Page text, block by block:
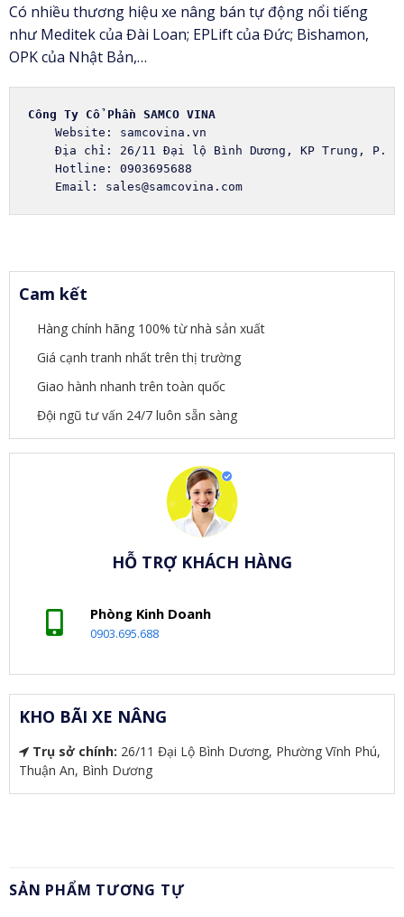
Có nhiều thương hiệu xe nâng bán tự động nổi tiếng
như Meditek của Đài Loan; EPLift của Đức; Bishamon,
OPK của Nhật Bản,…
Công Ty Cổ Phần SAMCO VINA
Email: sales@samcovina.com
Cam kết
Hàng chính hãng 100% từ nhà sản xuất
Giá cạnh tranh nhất trên thị trường
Giao hành nhanh trên toàn quốc
Đội ngũ tư vấn 24/7 luôn sẵn sàng
HỖ TRỢ KHÁCH HÀNG
Phòng Kinh Doanh
0903.695.688
KHO BÃI XE NÂNG
Trụ sở chính: 26/11 Đại Lộ Bình Dương, Phường Vĩnh Phú,
Thuận An, Bình Dương
SẢN PHẨM TƯƠNG TỰ